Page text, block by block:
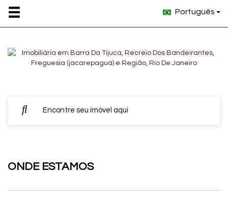
Português
ONDE ESTAMOS